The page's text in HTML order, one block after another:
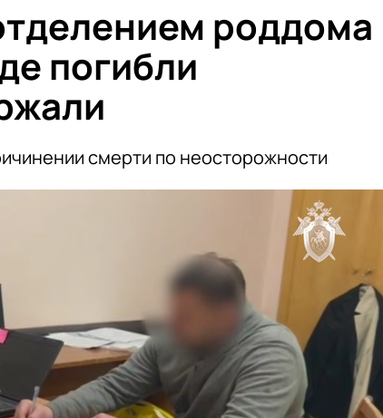
роддома
погибли
смерти по неосторожности